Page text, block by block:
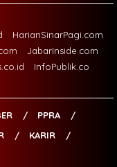
HarianSinarPagi.com
JabarInside.com
InfoPublik.co
PPRA
KARIR